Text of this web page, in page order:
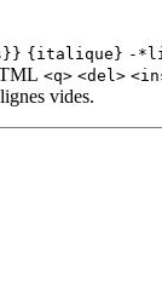
{italique} -
<q> <del>
vides.